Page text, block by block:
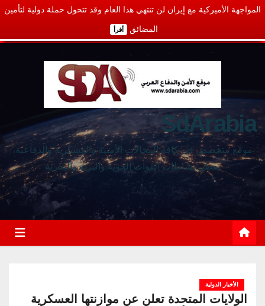
المواجهة الأميركية مع إيران لن تنتهي هذا العام وقد تتحول حملة دولية لتأمين
المضائق أقرأ
SdArabia
موقع متخصص في كافة المجالات الأمنية والعسكرية والدفاعية،
يغطي نشاطات القوات الجوية والبرية والبحرية
الأخبار الدولية
الولايات المتحدة تعلن عن موازنتها العسكرية